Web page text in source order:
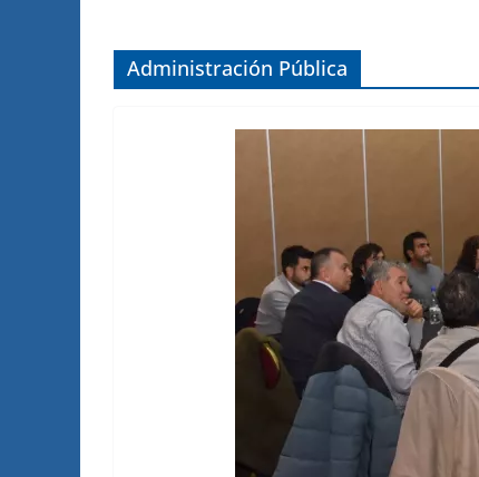
Administración Pública